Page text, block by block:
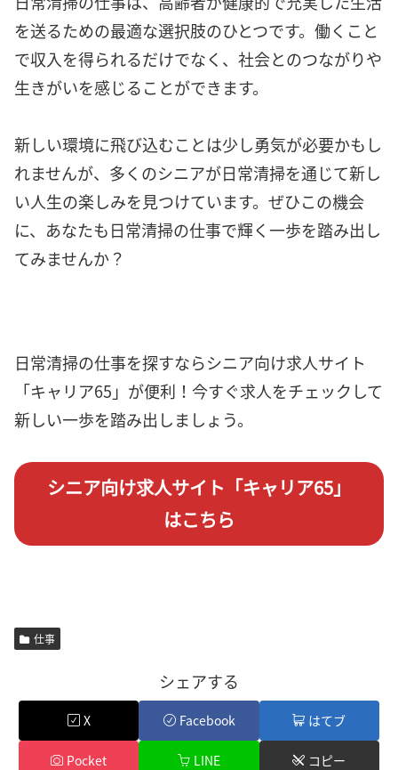
を送るための最適な選択肢のひとつです。働くこと
で収入を得られるだけでなく、社会とのつながりや
生きがいを感じることができます。
新しい環境に飛び込むことは少し勇気が必要かもし
れませんが、多くのシニアが日常清掃を通じて新し
い人生の楽しみを見つけています。ぜひこの機会
に、あなたも日常清掃の仕事で輝く一歩を踏み出し
てみませんか？
日常清掃の仕事を探すならシニア向け求人サイト
「キャリア65」が便利！今すぐ求人をチェックして
新しい一歩を踏み出しましょう。
シニア向け求人サイト「キャリア65」
はこちら
仕事
シェアする
X Facebook はてブ
Pocket LINE コピー